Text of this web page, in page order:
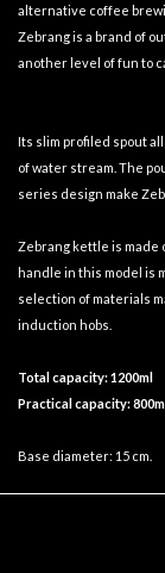
alternative coffee
Zebrang is a brand of
another level of fun to
Its slim profiled spout
of water stream. The
series design make
Zebrang kettle is made
handle in this model is
selection of materials
induction hobs.
Total capacity: 1200ml
Practical capacity:
Base diameter: 15 cm.